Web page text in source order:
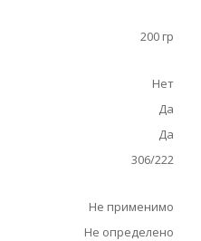
200 гр
Нет
Да
Да
306/222
Не применимо
Не определено